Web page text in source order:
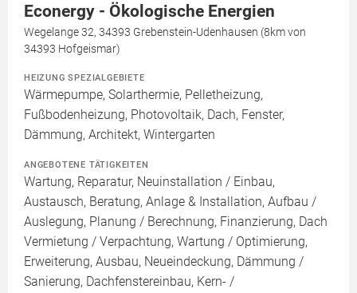
Econergy - Ökologische Energien
Wegelange 32, 34393 Grebenstein-Udenhausen (8km von
34393 Hofgeismar)
HEIZUNG SPEZIALGEBIETE
Wärmepumpe, Solarthermie, Pelletheizung,
Fußbodenheizung, Photovoltaik, Dach, Fenster,
Dämmung, Architekt, Wintergarten
ANGEBOTENE TÄTIGKEITEN
Wartung, Reparatur, Neuinstallation / Einbau,
Austausch, Beratung, Anlage & Installation, Aufbau /
Auslegung, Planung / Berechnung, Finanzierung, Dach
Vermietung / Verpachtung, Wartung / Optimierung,
Erweiterung, Ausbau, Neueindeckung, Dämmung /
Sanierung, Dachfenstereinbau, Kern- /